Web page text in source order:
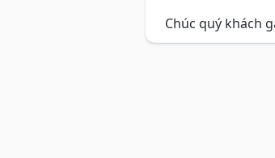
Chúc quý khách